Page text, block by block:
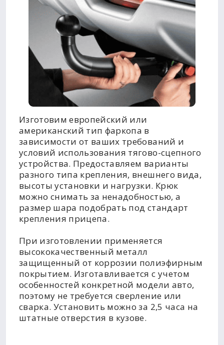
Изготовим европейский или
американский тип фаркопа в
зависимости от ваших требований и
условий использования тягово-сцепного
устройства. Предоставляем варианты
разного типа крепления, внешнего вида,
высоты установки и нагрузки. Крюк
можно снимать за ненадобностью, а
размер шара подобрать под стандарт
крепления прицепа.
При изготовлении применяется
высококачественный металл
защищенный от коррозии полиэфирным
покрытием. Изготавливается с учетом
особенностей конкретной модели авто,
поэтому не требуется сверление или
сварка. Установить можно за 2,5 часа на
штатные отверстия в кузове.